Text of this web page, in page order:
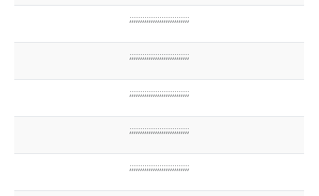
;;;;;;;;;;;;;;;;;;;;;;;;;;;;
;;;;;;;;;;;;;;;;;;;;;;;;;;;;
;;;;;;;;;;;;;;;;;;;;;;;;;;;;
;;;;;;;;;;;;;;;;;;;;;;;;;;;;
;;;;;;;;;;;;;;;;;;;;;;;;;;;;